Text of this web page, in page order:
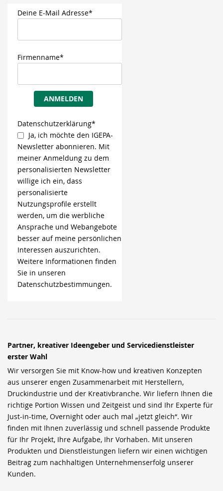
Deine E-Mail Adresse*
Firmenname*
ANMELDEN
Datenschutzerklärung*
Ja, ich möchte den IGEPA-
Newsletter abonnieren. Mit
meiner Anmeldung zu dem
personalisierten Newsletter
willige ich ein, dass
personalisierte
Nutzungsprofile erstellt
werden, um die werbliche
Ansprache und Webangebote
besser auf meine persönlichen
Interessen auszurichten.
Weitere Informationen finden
Sie in unseren
Datenschutzbestimmungen.
Partner, kreativer Ideengeber und Servicedienstleister
erster Wahl
Wir versorgen Sie mit Know-how und kreativen Konzepten
aus unserer engen Zusammenarbeit mit Herstellern,
Druckindustrie und der Kreativbranche. Wir liefern Ihnen die
richtige Portion Wissen und Zeitgeist und sind Ihr Experte für
Just-in-time, Overnight oder auch mal „jetzt gleich“. Wir
finden mit Ihnen zuverlässig und schnell passende Produkte
für Ihr Projekt, Ihre Aufgabe, Ihr Vorhaben. Mit unseren
Produkten und Dienstleistungen liefern wir einen wichtigen
Beitrag zum nachhaltigen Unternehmenserfolg unserer
Kunden.